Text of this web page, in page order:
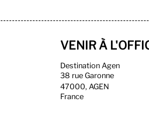
VENIR À
Destination Agen
38 rue Garonne
47000, AGEN
France